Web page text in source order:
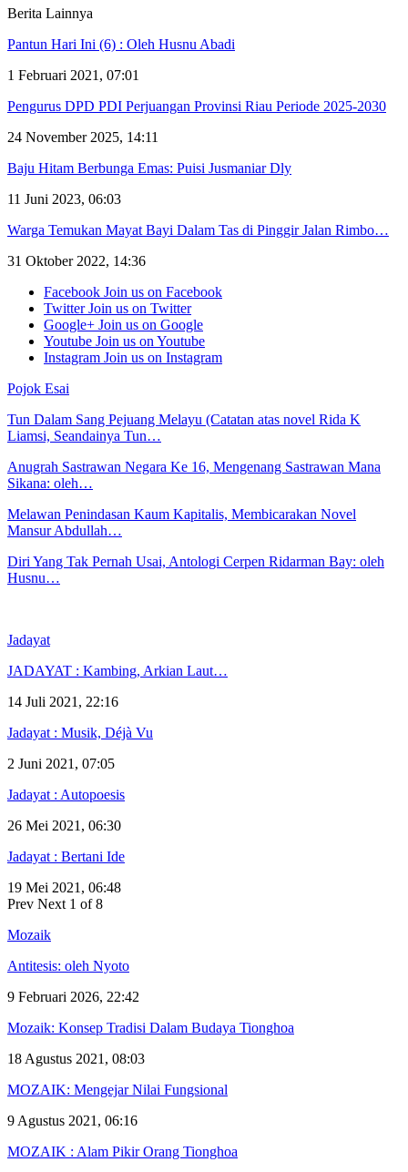
Berita Lainnya
Pantun Hari Ini (6) : Oleh Husnu Abadi
1 Februari 2021, 07:01
Pengurus DPD PDI Perjuangan Provinsi Riau Periode 2025-2030
24 November 2025, 14:11
Baju Hitam Berbunga Emas: Puisi Jusmaniar Dly
11 Juni 2023, 06:03
Warga Temukan Mayat Bayi Dalam Tas di Pinggir Jalan Rimbo…
31 Oktober 2022, 14:36
Facebook Join us on Facebook
Twitter Join us on Twitter
Google+ Join us on Google
Youtube Join us on Youtube
Instagram Join us on Instagram
Pojok Esai
Tun Dalam Sang Pejuang Melayu (Catatan atas novel Rida K
Liamsi, Seandainya Tun…
Anugrah Sastrawan Negara Ke 16, Mengenang Sastrawan Mana
Sikana: oleh…
Melawan Penindasan Kaum Kapitalis, Membicarakan Novel
Mansur Abdullah…
Diri Yang Tak Pernah Usai, Antologi Cerpen Ridarman Bay: oleh
Husnu…
Jadayat
JADAYAT : Kambing, Arkian Laut…
14 Juli 2021, 22:16
Jadayat : Musik, Déjà Vu
2 Juni 2021, 07:05
Jadayat : Autopoesis
26 Mei 2021, 06:30
Jadayat : Bertani Ide
19 Mei 2021, 06:48
Prev Next 1 of 8
Mozaik
Antitesis: oleh Nyoto
9 Februari 2026, 22:42
Mozaik: Konsep Tradisi Dalam Budaya Tionghoa
18 Agustus 2021, 08:03
MOZAIK: Mengejar Nilai Fungsional
9 Agustus 2021, 06:16
MOZAIK : Alam Pikir Orang Tionghoa